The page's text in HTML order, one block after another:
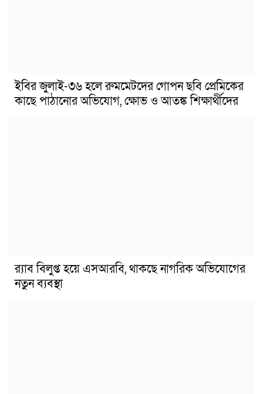
ইবির জুলাই-৩৬ হলে রুমমেটদের গোপন ছবি প্রেমিকের
কাছে পাঠানোর অভিযোগ, ক্ষোভ ও আতঙ্ক শিক্ষার্থীদের
র‍্যাব বিলুপ্ত হয়ে এসআরবি, থাকছে নাগরিক অভিযোগের
নতুন ব্যবস্থা